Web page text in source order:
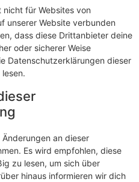
für Websites von
unserer Website verbunden
dass diese Drittanbieter deine
oder sicherer Weise
Datenschutzerklärungen dieser
an dieser
Es wird empfohlen, diese
zu lesen, um sich über
hinaus informieren wir dich